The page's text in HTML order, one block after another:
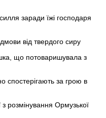
заради їжі господаря
від твердого сиру
що потоваришувала з
спостерігають за грою в
з розмінування Ормузької